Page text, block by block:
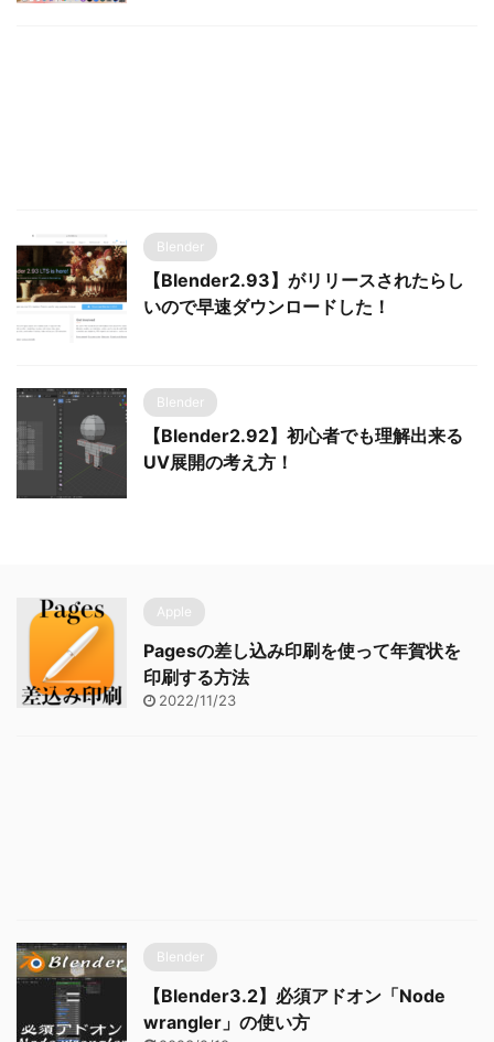
Blender
【Blender2.93】がリリースされたらし
いので早速ダウンロードした！
Blender
【Blender2.92】初心者でも理解出来る
UV展開の考え方！
Apple
Pagesの差し込み印刷を使って年賀状を
印刷する方法
2022/11/23
Blender
【Blender3.2】必須アドオン「Node
wrangler」の使い方